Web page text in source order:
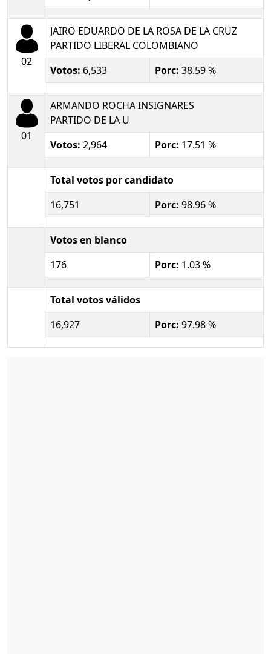
02
JAIRO EDUARDO DE LA ROSA DE LA CRUZ
PARTIDO LIBERAL COLOMBIANO
Votos: 6,533 Porc: 38.59 %
01
ARMANDO ROCHA INSIGNARES
PARTIDO DE LA U
Votos: 2,964 Porc: 17.51 %
Total votos por candidato
16,751
Porc: 98.96 %
Votos en blanco
176
Porc: 1.03 %
Total votos válidos
16,927
Porc: 97.98 %